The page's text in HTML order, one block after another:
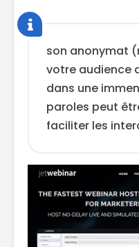
son anonymat
votre audience
dans une
paroles peut
faciliter les